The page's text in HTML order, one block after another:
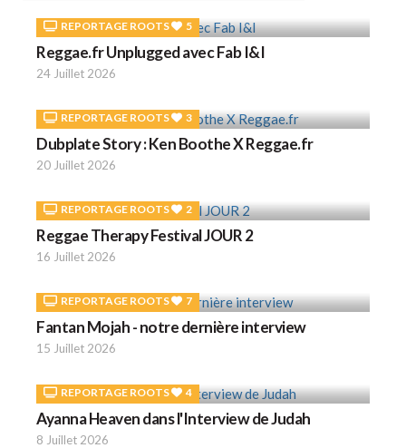
REPORTAGE ROOTS 5
Reggae.fr Unplugged avec Fab I&I
24 Juillet 2026
REPORTAGE ROOTS 3
Dubplate Story : Ken Boothe X Reggae.fr
20 Juillet 2026
REPORTAGE ROOTS 2
Reggae Therapy Festival JOUR 2
16 Juillet 2026
REPORTAGE ROOTS 7
Fantan Mojah - notre dernière interview
15 Juillet 2026
REPORTAGE ROOTS 4
Ayanna Heaven dans l'Interview de Judah
8 Juillet 2026